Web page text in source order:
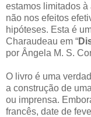
estamos limitados
não nos efeitos
hipóteses. Esta é
Charaudeau em “
por Ângela M. S.
O livro é uma
a construção de
ou imprensa.
francês, date de